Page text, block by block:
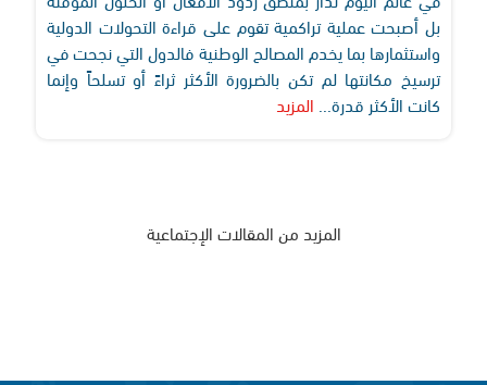
بل أصبحت عملية تراكمية تقوم على قراءة التحولات الدولية
واستثمارها بما يخدم المصالح الوطنية فالدول التي نجحت في
ترسيخ مكانتها لم تكن بالضرورة الأكثر ثراءً أو تسلحاً وإنما
كانت الأكثر قدرة... المزيد
المزيد من المقالات الإجتماعية